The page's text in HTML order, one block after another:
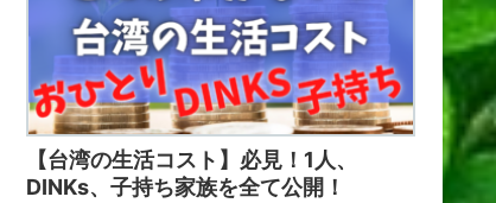
【台湾の生活コスト】必見！1人、
DINKs、子持ち家族を全て公開！